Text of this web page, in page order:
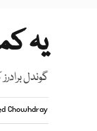
یہ
گوندل
Chowhdray